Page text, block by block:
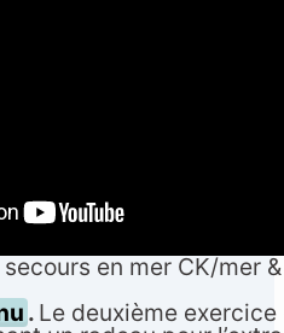
en mer CK/mer
. Le deuxième